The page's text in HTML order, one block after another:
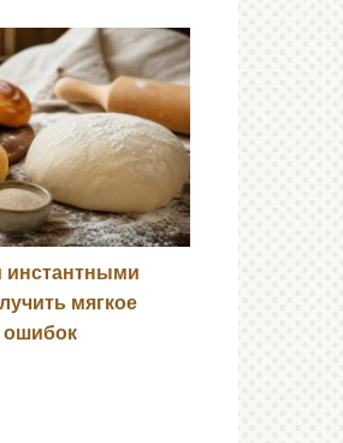
инстантными
мягкое
ошибок